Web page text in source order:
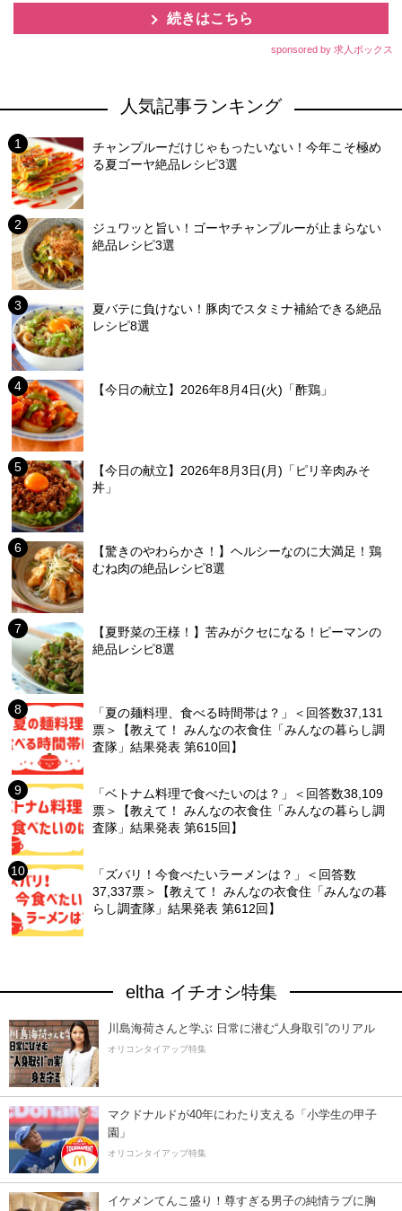
続きはこちら
sponsored by 求人ボックス
人気記事ランキング
チャンプルーだけじゃもったいない！今年こそ極め
る夏ゴーヤ絶品レシピ3選
ジュワッと旨い！ゴーヤチャンプルーが止まらない
絶品レシピ3選
夏バテに負けない！豚肉でスタミナ補給できる絶品
レシピ8選
【今日の献立】2026年8月4日(火)「酢鶏」
【今日の献立】2026年8月3日(月)「ピリ辛肉みそ
丼」
【驚きのやわらかさ！】ヘルシーなのに大満足！鶏
むね肉の絶品レシピ8選
【夏野菜の王様！】苦みがクセになる！ピーマンの
絶品レシピ8選
「夏の麺料理、食べる時間帯は？」＜回答数37,131
票＞【教えて！ みんなの衣食住「みんなの暮らし調
査隊」結果発表 第610回】
「ベトナム料理で食べたいのは？」＜回答数38,109
票＞【教えて！ みんなの衣食住「みんなの暮らし調
査隊」結果発表 第615回】
「ズバリ！今食べたいラーメンは？」＜回答数
37,337票＞【教えて！ みんなの衣食住「みんなの暮
らし調査隊」結果発表 第612回】
eltha イチオシ特集
川島海荷さんと学ぶ 日常に潜む“人身取引”のリアル
オリコンタイアップ特集
マクドナルドが40年にわたり支える「小学生の甲子
園」
オリコンタイアップ特集
イケメンてんこ盛り！尊すぎる男子の純情ラブに胸